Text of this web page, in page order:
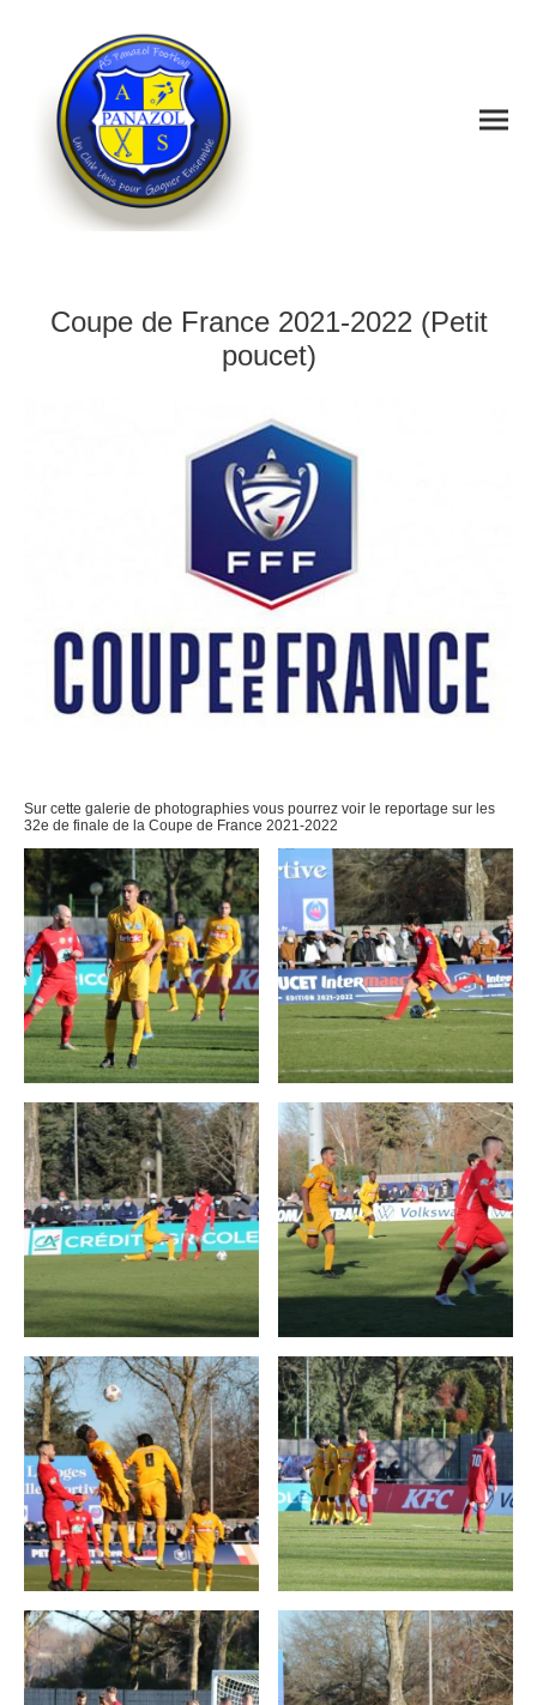
Coupe de France 2021-2022 (Petit
poucet)
Sur cette galerie de photographies vous pourrez voir le reportage sur les
32e de finale de la Coupe de France 2021-2022